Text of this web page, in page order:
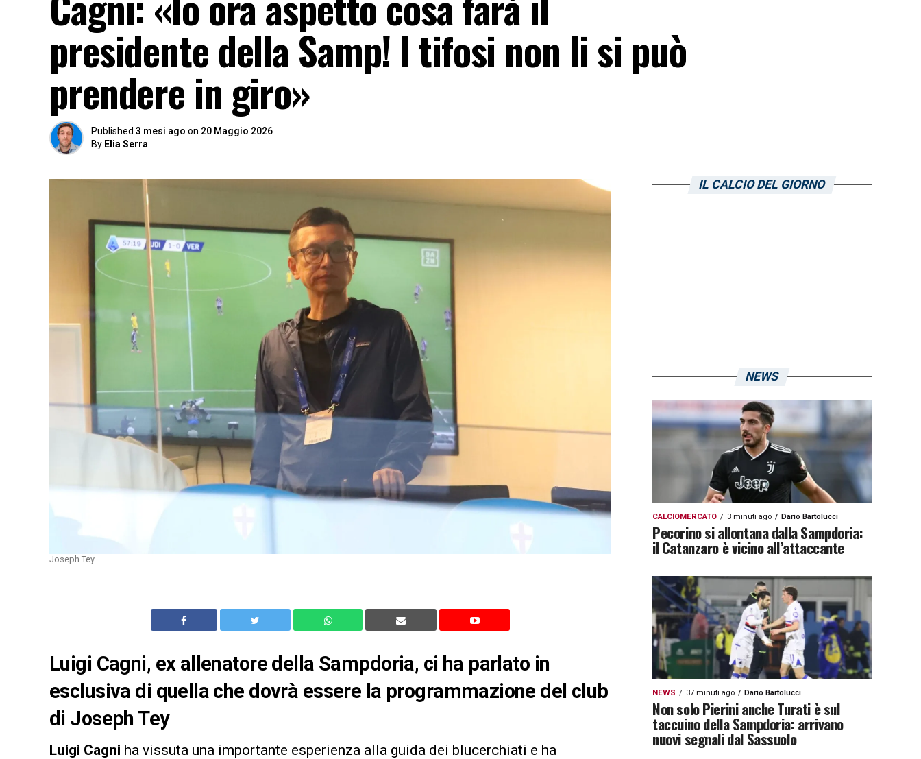
presidente della Samp! I tifosi non li si può
prendere in giro»
Published 3 mesi ago on 20 Maggio 2026
By Elia Serra
Joseph Tey
Luigi Cagni, ex allenatore della Sampdoria, ci ha parlato in
esclusiva di quella che dovrà essere la programmazione del club
di Joseph Tey
Luigi Cagni ha vissuta una importante esperienza alla guida dei blucerchiati e ha
IL CALCIO DEL GIORNO
NEWS
CALCIOMERCATO 3 minuti ago Dario Bartolucci
Pecorino si allontana dalla Sampdoria:
il Catanzaro è vicino all’attaccante
NEWS 37 minuti ago Dario Bartolucci
Non solo Pierini anche Turati è sul
taccuino della Sampdoria: arrivano
nuovi segnali dal Sassuolo